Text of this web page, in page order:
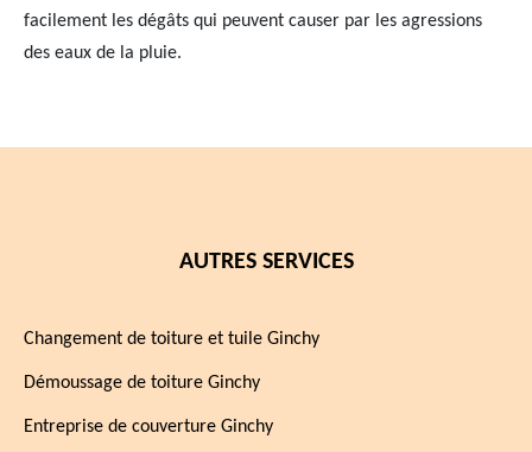
facilement les dégâts qui peuvent causer par les agressions
des eaux de la pluie.
AUTRES SERVICES
Changement de toiture et tuile Ginchy
Démoussage de toiture Ginchy
Entreprise de couverture Ginchy